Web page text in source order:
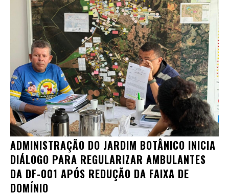
ADMINISTRAÇÃO DO JARDIM BOTÂNICO INICIA
DIÁLOGO PARA REGULARIZAR AMBULANTES
DA DF-001 APÓS REDUÇÃO DA FAIXA DE
DOMÍNIO